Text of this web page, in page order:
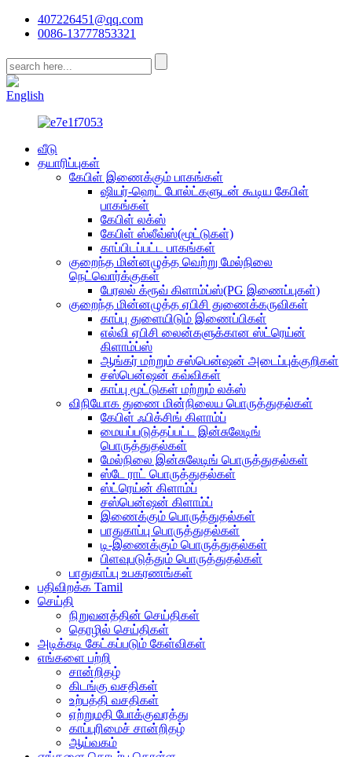
407226451@qq.com
0086-13777853321
English
வீடு
தயாரிப்புகள்
கேபிள் இணைக்கும் பாகங்கள்
ஷியர்-ஹெட் போல்ட்களுடன் கூடிய கேபிள்
பாகங்கள்
கேபிள் லக்ஸ்
கேபிள் ஸ்லீவ்ஸ்(மூட்டுகள்)
காப்பிடப்பட்ட பாகங்கள்
குறைந்த மின்னழுத்த வெற்று மேல்நிலை
நெட்வொர்க்குகள்
பேரலல் க்ரூவ் கிளாம்ப்ஸ்(PG இணைப்புகள்)
குறைந்த மின்னழுத்த ஏபிசி துணைக்கருவிகள்
காப்பு துளையிடும் இணைப்பிகள்
எல்வி ஏபிசி லைன்களுக்கான ஸ்ட்ரெய்ன்
கிளாம்ப்ஸ்
ஆங்கர் மற்றும் சஸ்பென்ஷன் அடைப்புக்குறிகள்
சஸ்பென்ஷன் கவ்விகள்
காப்பு மூட்டுகள் மற்றும் லக்ஸ்
விநியோக துணை மின்நிலைய பொருத்துதல்கள்
கேபிள் ஃபிக்சிங் கிளாம்ப்
மையப்படுத்தப்பட்ட இன்சுலேடிங்
பொருத்துதல்கள்
மேல்நிலை இன்சுலேடிங் பொருத்துதல்கள்
ஸ்டே ராட் பொருத்துதல்கள்
ஸ்ட்ரெய்ன் கிளாம்ப்
சஸ்பென்ஷன் கிளாம்ப்
இணைக்கும் பொருத்துதல்கள்
பாதுகாப்பு பொருத்துதல்கள்
டி-இணைக்கும் பொருத்துதல்கள்
பிளவுபடுத்தும் பொருத்துதல்கள்
பாதுகாப்பு உபகரணங்கள்
பதிவிறக்க Tamil
செய்தி
நிறுவனத்தின் செய்திகள்
தொழில் செய்திகள்
அடிக்கடி கேட்கப்படும் கேள்விகள்
எங்களை பற்றி
சான்றிதழ்
கிடங்கு வசதிகள்
உற்பத்தி வசதிகள்
ஏற்றுமதி போக்குவரத்து
காப்புரிமைச் சான்றிதழ்
ஆய்வகம்